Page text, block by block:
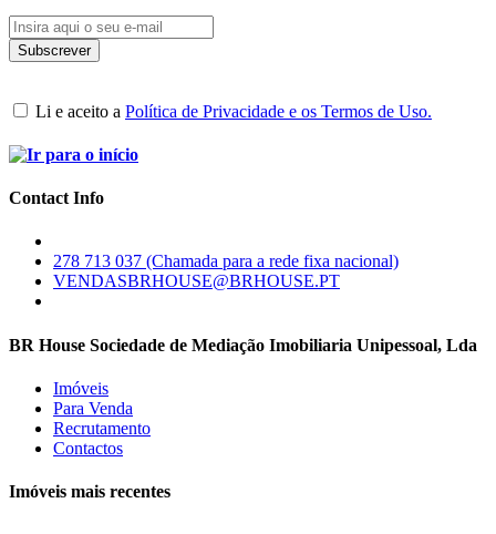
Li e aceito a Política de Privacidade e os Termos de Uso.
Contact Info
278 713 037 (Chamada para a rede fixa nacional)
VENDASBRHOUSE@BRHOUSE.PT
BR House Sociedade de Mediação Imobiliaria Unipessoal, Lda
Imóveis
Para Venda
Recrutamento
Contactos
Imóveis mais recentes